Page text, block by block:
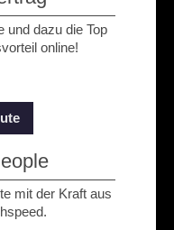
und dazu die Top
online!
mit der Kraft aus